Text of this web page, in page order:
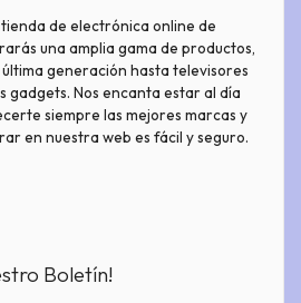
tienda de electrónica online de
una amplia gama de productos,
generación hasta televisores
gadgets. Nos encanta estar al día
siempre las mejores marcas y
en nuestra web es fácil y seguro.
Boletín!